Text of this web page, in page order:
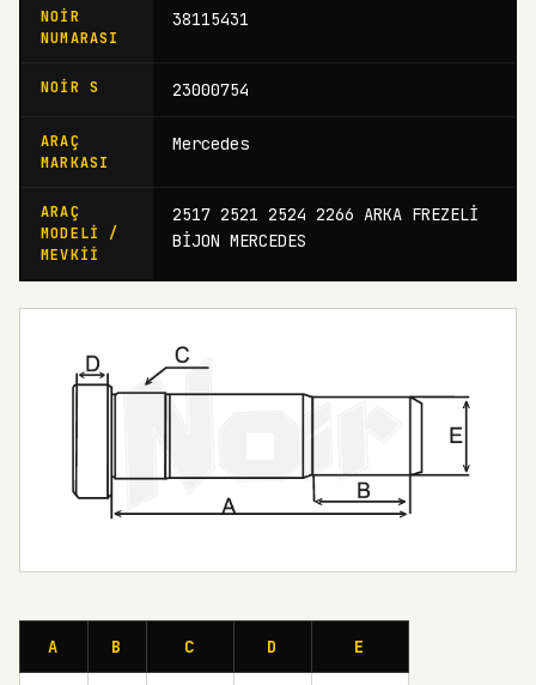
NOIR
NUMARASI
38115431
NOIR S 23000754
ARAÇ
MARKASI
Mercedes
ARAÇ
MODELI /
MEVKII
2517 2521 2524 2266 ARKA FREZELİ
BİJON MERCEDES
A B C D E